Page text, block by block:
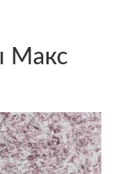
Макс